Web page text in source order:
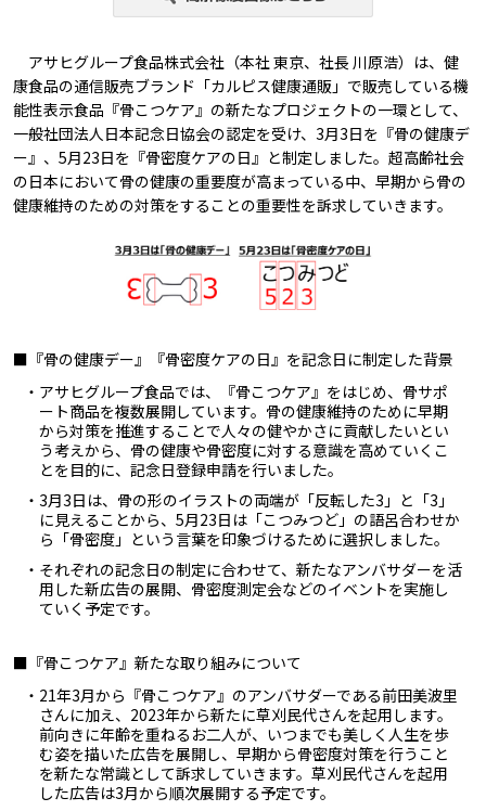
アサヒグループ食品株式会社（本社 東京、社長 川原浩）は、健
康食品の通信販売ブランド「カルピス健康通販」で販売している機
能性表示食品『骨こつケア』の新たなプロジェクトの一環として、
一般社団法人日本記念日協会の認定を受け、3月3日を『骨の健康デ
ー』、5月23日を『骨密度ケアの日』と制定しました。超高齢社会
の日本において骨の健康の重要度が高まっている中、早期から骨の
健康維持のための対策をすることの重要性を訴求していきます。
■『骨の健康デー』『骨密度ケアの日』を記念日に制定した背景
・アサヒグループ食品では、『骨こつケア』をはじめ、骨サポ
ート商品を複数展開しています。骨の健康維持のために早期
から対策を推進することで人々の健やかさに貢献したいとい
う考えから、骨の健康や骨密度に対する意識を高めていくこ
とを目的に、記念日登録申請を行いました。
・3月3日は、骨の形のイラストの両端が「反転した3」と「3」
に見えることから、5月23日は「こつみつど」の語呂合わせか
ら「骨密度」という言葉を印象づけるために選択しました。
・それぞれの記念日の制定に合わせて、新たなアンバサダーを活
用した新広告の展開、骨密度測定会などのイベントを実施し
ていく予定です。
■『骨こつケア』新たな取り組みについて
・21年3月から『骨こつケア』のアンバサダーである前田美波里
さんに加え、2023年から新たに草刈民代さんを起用します。
前向きに年齢を重ねるお二人が、いつまでも美しく人生を歩
む姿を描いた広告を展開し、早期から骨密度対策を行うこと
を新たな常識として訴求していきます。草刈民代さんを起用
した広告は3月から順次展開する予定です。